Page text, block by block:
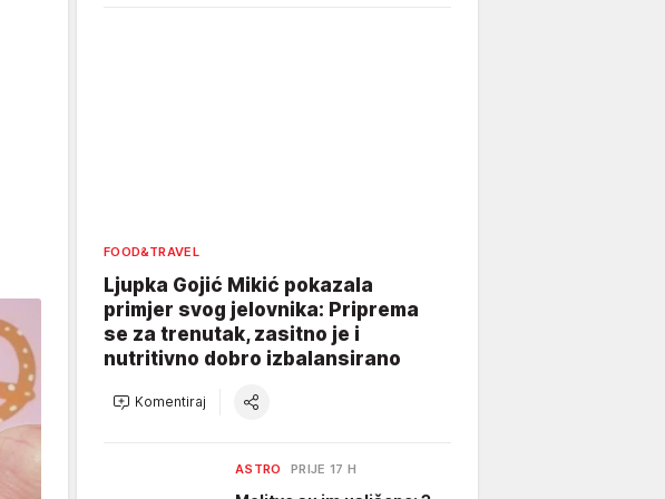
FOOD&TRAVEL
Ljupka Gojić Mikić pokazala
primjer svog jelovnika: Priprema
se za trenutak, zasitno je i
nutritivno dobro izbalansirano
Komentiraj
ASTRO PRIJE 17 H